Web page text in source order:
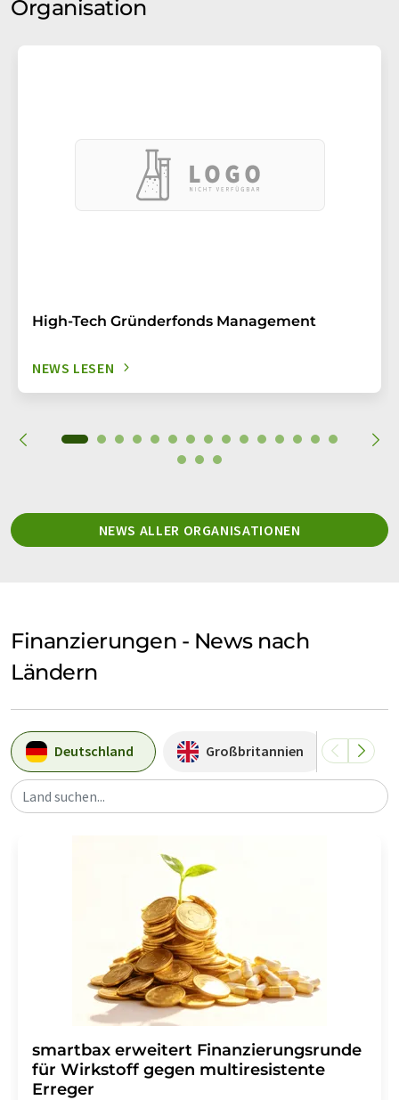
Organisation
High-Tech Gründerfonds Management
NEWS LESEN
NEWS ALLER ORGANISATIONEN
Finanzierungen - News nach
Ländern
Deutschland Großbritannien
Land suchen...
smartbax erweitert Finanzierungsrunde
für Wirkstoff gegen multiresistente
Erreger